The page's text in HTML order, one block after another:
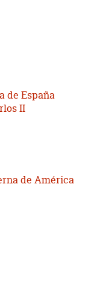
de España
II
de América